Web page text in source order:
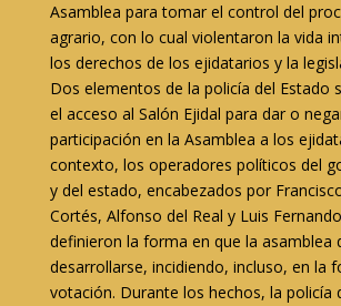
Asamblea para tomar el control del
agrario, con lo cual violentaron la vida
los derechos de los ejidatarios y la
Dos elementos de la policía del Estado
el acceso al Salón Ejidal para dar o
participación en la Asamblea a los
contexto, los operadores políticos del
y del estado, encabezados por
Cortés, Alfonso del Real y Luis
definieron la forma en que la asamblea
desarrollarse, incidiendo, incluso, en la
votación. Durante los hechos, la policía